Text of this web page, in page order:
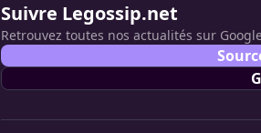
Suivre Legossip.net
Retrouvez toutes nos actualités sur